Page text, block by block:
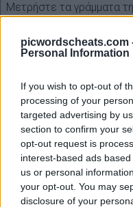
picwordscheats.com
Personal Information
If you wish to opt-out of
processing of your
targeted advertising by
section to confirm your
opt-out request is
interest-based ads
us or personal
your opt-out. You may
disclosure of your
Μετρήστε τα γράμματα
Απάντηση:Λάσο,